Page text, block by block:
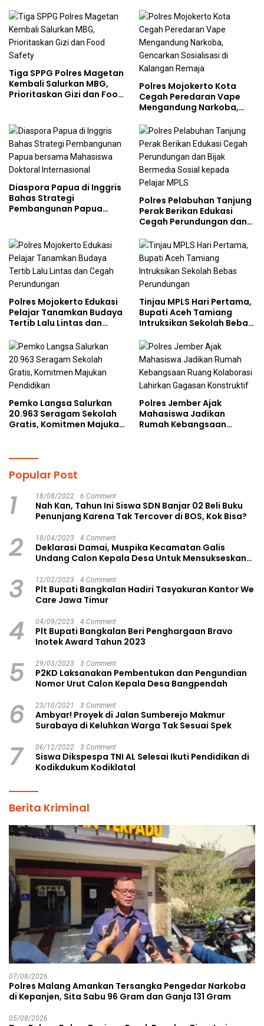
Tiga SPPG Polres Magetan
Kembali Salurkan MBG,
Prioritaskan Gizi dan Food
Polres Mojokerto Kota
Cegah Peredaran Vape
Mengandung Narkoba,
Kalangan Remaja
Diaspora Papua di Inggris
Bahas Strategi
Pembangunan Papua
Polres Pelabuhan Tanjung
Perak Berikan Edukasi
Cegah Perundungan dan
kepada Pelajar MPLS
Polres Mojokerto Edukasi
Pelajar Tanamkan Budaya
Tertib Lalu Lintas dan
Tinjau MPLS Hari Pertama,
Bupati Aceh Tamiang
Intruksikan Sekolah Bebas
Pemko Langsa Salurkan
20.963 Seragam Sekolah
Gratis, Komitmen Majukan
Polres Jember Ajak
Mahasiswa Jadikan
Rumah Kebangsaan
Popular Post
1 18/08/2022 6 Comment
Nah Kan, Tahun Ini Siswa SDN Banjar 02 Beli Buku
Penunjang Karena Tak Tercover di BOS, Kok Bisa?
2 18/04/2023 4 Comment
Deklarasi Damai, Muspika Kecamatan Galis
Undang Calon Kepala Desa Untuk Mensukseskan
3 12/02/2023 4 Comment
Plt Bupati Bangkalan Hadiri Tasyakuran Kantor We
Care Jawa Timur
4 04/09/2023 4 Comment
Plt Bupati Bangkalan Beri Penghargaan Bravo
Inotek Award Tahun 2023
5 29/03/2023 3 Comment
P2KD Laksanakan Pembentukan dan Pengundian
Nomor Urut Calon Kepala Desa Bangpendah
6 23/10/2021 3 Comment
Ambyar! Proyek di Jalan Sumberejo Makmur
Surabaya di Keluhkan Warga Tak Sesuai Spek
7 06/12/2022 3 Comment
Siswa Dikspespa TNI AL Selesai Ikuti Pendidikan di
Kodikdukum Kodiklatal
Berita Kriminal
07/08/2026
Polres Malang Amankan Tersangka Pengedar Narkoba
di Kepanjen, Sita Sabu 96 Gram dan Ganja 131 Gram
05/08/2026